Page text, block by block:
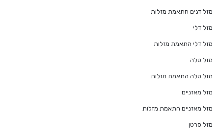
מזל דגים התאמת מזלות
מזל דלי
מזל דלי התאמת מזלות
מזל טלה
מזל טלה התאמת מזלות
מזל מאזניים
מזל מאזניים התאמת מזלות
מזל סרטן